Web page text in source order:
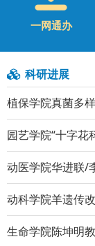
一网通办
科研进展